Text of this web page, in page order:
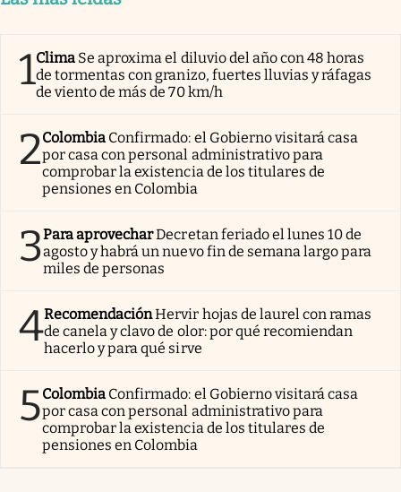
1Clima Se aproxima el diluvio del año con 48 horas
de tormentas con granizo, fuertes lluvias y ráfagas
de viento de más de 70 km/h
2Colombia Confirmado: el Gobierno visitará casa
por casa con personal administrativo para
comprobar la existencia de los titulares de
pensiones en Colombia
3Para aprovecharDecretan feriado el lunes 10 de
agosto y habrá un nuevo fin de semana largo para
miles de personas
4RecomendaciónHervir hojas de laurel con ramas
de canela y clavo de olor: por qué recomiendan
hacerlo y para qué sirve
5Colombia Confirmado: el Gobierno visitará casa
por casa con personal administrativo para
comprobar la existencia de los titulares de
pensiones en Colombia